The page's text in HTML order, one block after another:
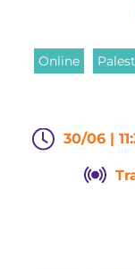
Online
30/06 |